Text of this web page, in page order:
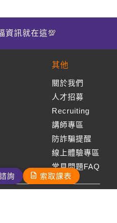
資訊就在這💯
其他
關於我們
人才招募
Recruiting
講師專區
防詐騙提醒
線上體驗專區
常見問題FAQ
詢 索取課表